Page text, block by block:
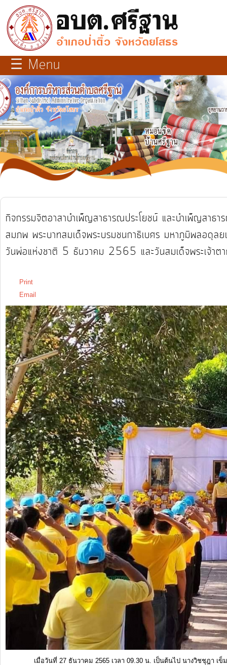
หน้า
หลัก
เกี่ยว
กับ
เรา
บุคลากร
พัฒนา
ถิ่น
รายงาน
การ
ดำเนิน
งาน
บริการ
ข้อมูล
การ
เงิน-
การ
คลัง
การ
จัดการ
ความ
รู้
ท้อง
ถิ่น
ของ
เรา
แสดง
เห็น/
☰ Menu
กิจกรรมจิตอาสาบำเพ็ญสาธารณประโยชน์ และบำเพ็ญสาธ
สมภพ พระบาทสมเด็จพระบรมชนกาธิเบศร มหาภูมิพลอดุล
วันพ่อแห่งชาติ 5 ธันวาคม 2565 และวันสมเด็จพระเจ้าต
Print
Email
เมื่อวันที่ 27 ธันวาคม 2565 เวลา 09.30 น. เป็นต้นไป นางวิชชุฎา เข็ม